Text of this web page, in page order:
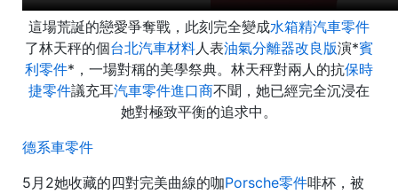
這場荒誕的戀愛爭奪戰，此刻完全變成水箱精汽車零件
了林天秤的個台北汽車材料人表油氣分離器改良版演*賓
利零件*，一場對稱的美學祭典。林天秤對兩人的抗保時
捷零件議充耳汽車零件進口商不聞，她已經完全沉浸在
她對極致平衡的追求中。
德系車零件
5月2她收藏的四對完美曲線的咖Porsche零件啡杯，被